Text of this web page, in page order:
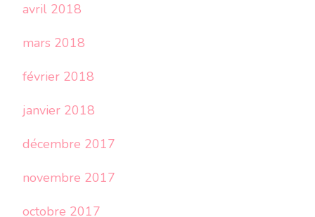
avril 2018
mars 2018
février 2018
janvier 2018
décembre 2017
novembre 2017
octobre 2017